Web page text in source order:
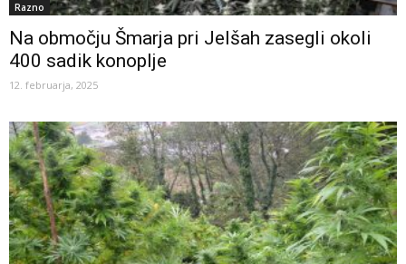
Razno
Na območju Šmarja pri Jelšah zasegli okoli
400 sadik konoplje
12. februarja, 2025